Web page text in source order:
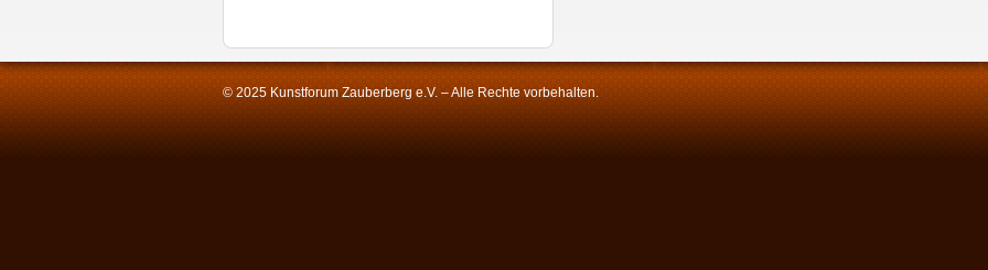
© 2025 Kunstforum Zauberberg e.V. – Alle Rechte vorbehalten.